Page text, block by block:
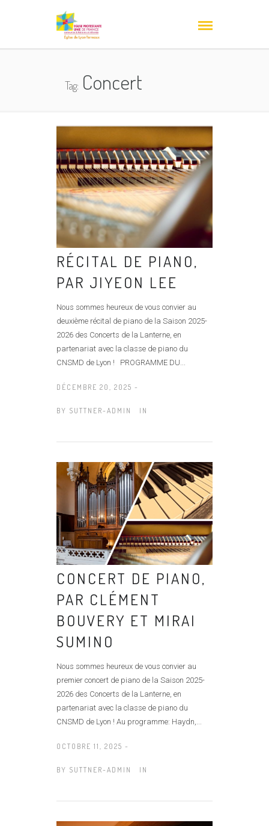
Tag:Concert
RÉCITAL DE PIANO,
PAR JIYEON LEE
Nous sommes heureux de vous convier au
deuxième récital de piano de la Saison 2025-
2026 des Concerts de la Lanterne, en
partenariat avec la classe de piano du
CNSMD de Lyon ! PROGRAMME DU...
DÉCEMBRE 20, 2025 -
BY SUTTNER-ADMIN IN
CONCERT DE PIANO,
PAR CLÉMENT
BOUVERY ET MIRAI
SUMINO
Nous sommes heureux de vous convier au
premier concert de piano de la Saison 2025-
2026 des Concerts de la Lanterne, en
partenariat avec la classe de piano du
CNSMD de Lyon ! Au programme: Haydn,...
OCTOBRE 11, 2025 -
BY SUTTNER-ADMIN IN